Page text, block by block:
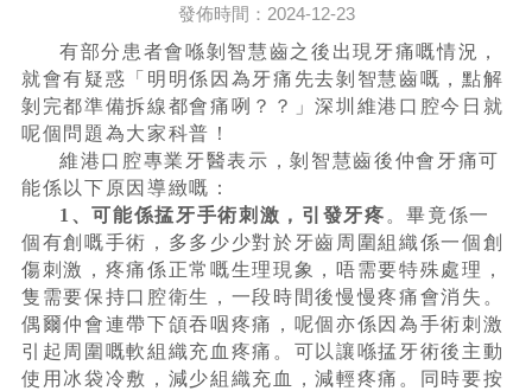
發佈時間：2024-12-23
有部分患者會喺剝智慧齒之後出現牙痛嘅情況，
就會有疑惑「明明係因為牙痛先去剝智慧齒嘅，點解
剝完都準備拆線都會痛咧？？」深圳維港口腔今日就
呢個問題為大家科普！
維港口腔專業牙醫表示，剝智慧齒後仲會牙痛可
能係以下原因導緻嘅：
1、可能係掹牙手術刺激，引發牙疼 。畢竟係一
個有創嘅手術，多多少少對於牙齒周圍組織係一個創
傷刺激，疼痛係正常嘅生理現象，唔需要特殊處理，
隻需要保持口腔衛生，一段時間後慢慢疼痛會消失。
偶爾仲會連帶下頜吞咽疼痛，呢個亦係因為手術刺激
引起周圍嘅軟組織充血疼痛。可以讓喺掹牙術後主動
使用冰袋冷敷，減少組織充血，減輕疼痛。同時要按